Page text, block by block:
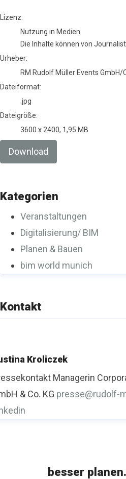
RM Rudolf Müller Events GmbH/
Lizenz:
Nutzung in Medien
Die Inhalte können von
Urheber:
RM Rudolf Müller Events
Dateiformat:
.jpg
Dateigröße:
3600 x 2400, 1,95 MB
Download
Kategorien
Veranstaltungen
Digitalisierung/ BIM
Planen & Bauen
bim world munich
Kontakt
Kroliczek
Managerin
& Co. KG presse@rudolf-
besser